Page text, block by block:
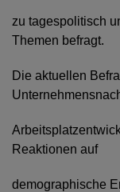
zu tagespolitisch
Themen befragt.
Die aktuellen
Reaktionen auf
demographische